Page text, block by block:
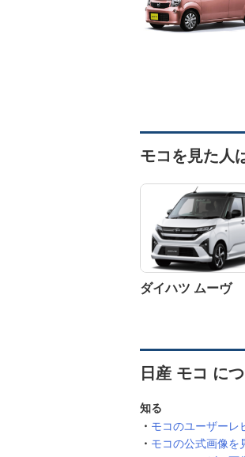
モコを見た人
ダイハツ ムーヴ
日産 モコ に
知る
モコのユーザーレ
モコの公式画像を